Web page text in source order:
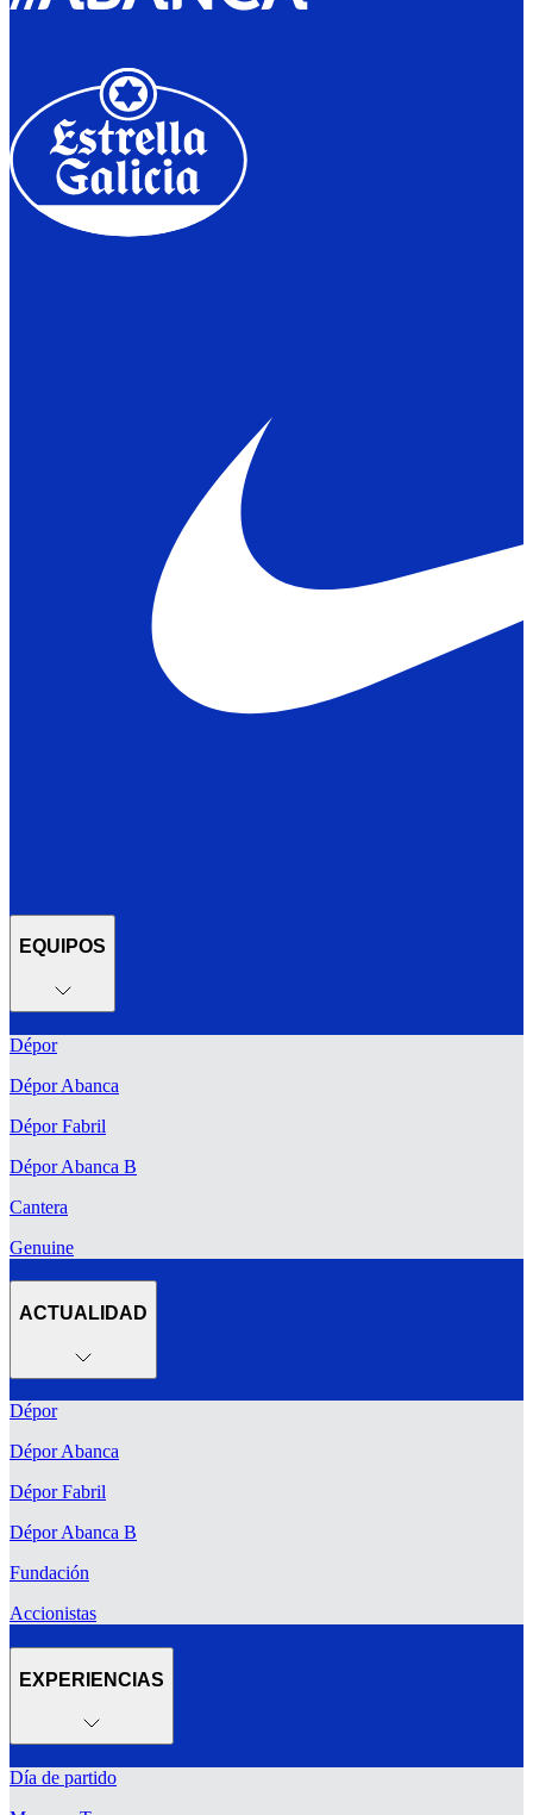
EQUIPOS
Dépor
Dépor Abanca
Dépor Fabril
Dépor Abanca B
Cantera
Genuine
ACTUALIDAD
Dépor
Dépor Abanca
Dépor Fabril
Dépor Abanca B
Fundación
Accionistas
EXPERIENCIAS
Día de partido